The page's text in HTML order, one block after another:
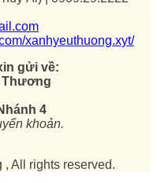
xanhyeuthuong.xyt/
gửi về:
Thương
4
khoản.
All rights reserved.